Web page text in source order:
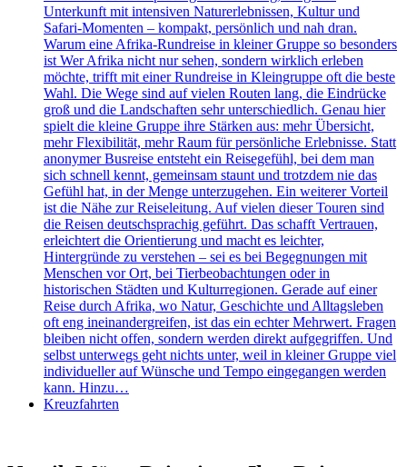
Unterkunft mit intensiven Naturerlebnissen, Kultur und
Safari-Momenten – kompakt, persönlich und nah dran.
Warum eine Afrika-Rundreise in kleiner Gruppe so besonders
ist Wer Afrika nicht nur sehen, sondern wirklich erleben
möchte, trifft mit einer Rundreise in Kleingruppe oft die beste
Wahl. Die Wege sind auf vielen Routen lang, die Eindrücke
groß und die Landschaften sehr unterschiedlich. Genau hier
spielt die kleine Gruppe ihre Stärken aus: mehr Übersicht,
mehr Flexibilität, mehr Raum für persönliche Erlebnisse. Statt
anonymer Busreise entsteht ein Reisegefühl, bei dem man
sich schnell kennt, gemeinsam staunt und trotzdem nie das
Gefühl hat, in der Menge unterzugehen. Ein weiterer Vorteil
ist die Nähe zur Reiseleitung. Auf vielen dieser Touren sind
die Reisen deutschsprachig geführt. Das schafft Vertrauen,
erleichtert die Orientierung und macht es leichter,
Hintergründe zu verstehen – sei es bei Begegnungen mit
Menschen vor Ort, bei Tierbeobachtungen oder in
historischen Städten und Kulturregionen. Gerade auf einer
Reise durch Afrika, wo Natur, Geschichte und Alltagsleben
oft eng ineinandergreifen, ist das ein echter Mehrwert. Fragen
bleiben nicht offen, sondern werden direkt aufgegriffen. Und
selbst unterwegs geht nichts unter, weil in kleiner Gruppe viel
individueller auf Wünsche und Tempo eingegangen werden
kann. Hinzu…
Kreuzfahrten